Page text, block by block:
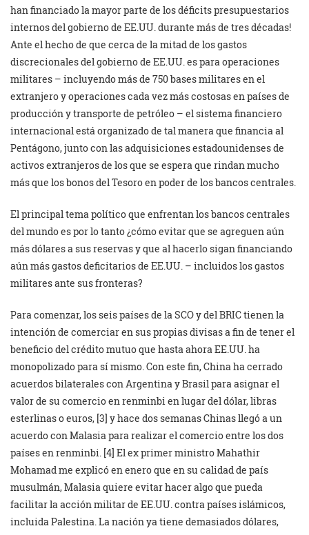
han financiado la mayor parte de los déficits presupuestarios
internos del gobierno de EE.UU. durante más de tres décadas!
Ante el hecho de que cerca de la mitad de los gastos
discrecionales del gobierno de EE.UU. es para operaciones
militares – incluyendo más de 750 bases militares en el
extranjero y operaciones cada vez más costosas en países de
producción y transporte de petróleo – el sistema financiero
internacional está organizado de tal manera que financia al
Pentágono, junto con las adquisiciones estadounidenses de
activos extranjeros de los que se espera que rindan mucho
más que los bonos del Tesoro en poder de los bancos centrales.
El principal tema político que enfrentan los bancos centrales
del mundo es por lo tanto ¿cómo evitar que se agreguen aún
más dólares a sus reservas y que al hacerlo sigan financiando
aún más gastos deficitarios de EE.UU. – incluidos los gastos
militares ante sus fronteras?
Para comenzar, los seis países de la SCO y del BRIC tienen la
intención de comerciar en sus propias divisas a fin de tener el
beneficio del crédito mutuo que hasta ahora EE.UU. ha
monopolizado para sí mismo. Con este fin, China ha cerrado
acuerdos bilaterales con Argentina y Brasil para asignar el
valor de su comercio en renminbi en lugar del dólar, libras
esterlinas o euros, [3] y hace dos semanas Chinas llegó a un
acuerdo con Malasia para realizar el comercio entre los dos
países en renminbi. [4] El ex primer ministro Mahathir
Mohamad me explicó en enero que en su calidad de país
musulmán, Malasia quiere evitar hacer algo que pueda
facilitar la acción militar de EE.UU. contra países islámicos,
incluida Palestina. La nación ya tiene demasiados dólares,